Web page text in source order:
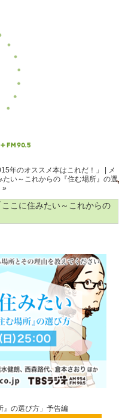
年のオススメ本はこれだ！」
メ
い～これからの『住む場所』の選
»
こに住みたい～これからの
』の選び方」予告編